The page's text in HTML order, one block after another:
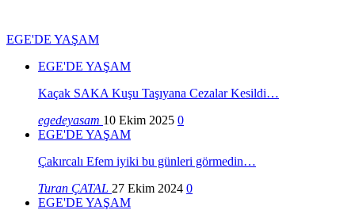
EGE'DE YAŞAM
EGE'DE YAŞAM
Kaçak SAKA Kuşu Taşıyana Cezalar Kesildi…
egedeyasam 10 Ekim 2025 0
EGE'DE YAŞAM
Çakırcalı Efem iyiki bu günleri görmedin…
Turan ÇATAL 27 Ekim 2024 0
EGE'DE YAŞAM